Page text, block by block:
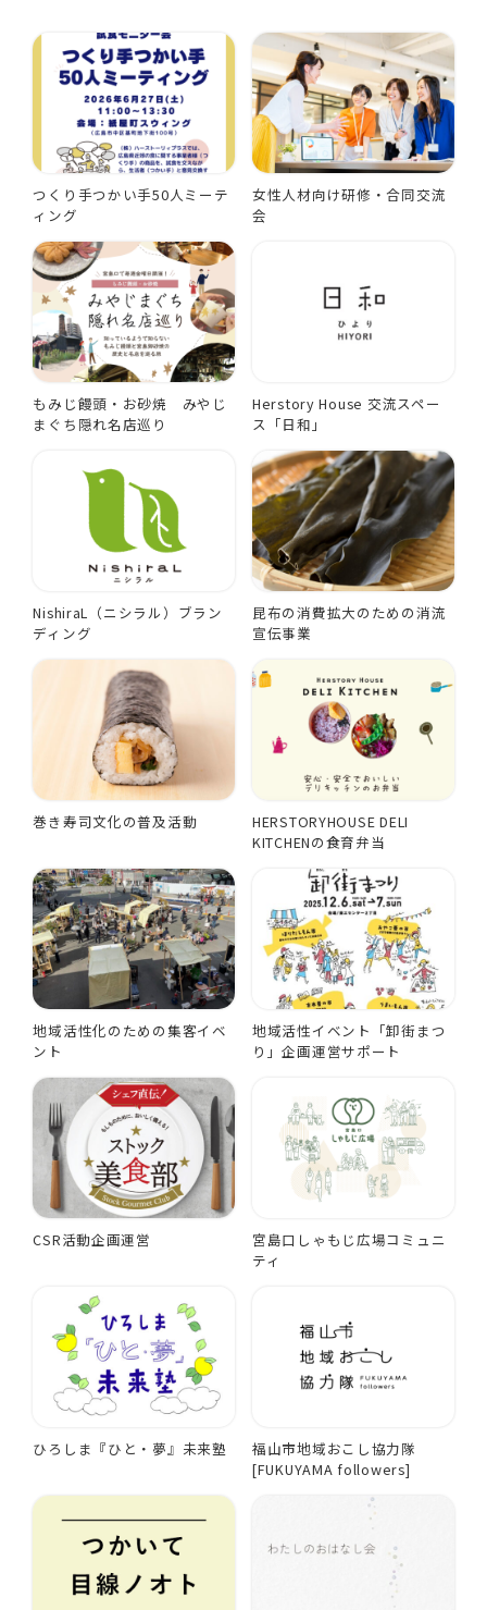
つくり手つかい手50人ミーテ
ィング
女性人材向け研修・合同交流
会
もみじ饅頭・お砂焼 みやじ
まぐち隠れ名店巡り
Herstory House 交流スペー
ス「日和」
NishiraL（ニシラル）ブラン
ディング
昆布の消費拡大のための消流
宣伝事業
巻き寿司文化の普及活動
HERSTORYHOUSE DELI
KITCHENの食育弁当
地域活性化のための集客イベ
ント
地域活性イベント「卸街まつ
り」企画運営サポート
CSR活動企画運営
宮島口しゃもじ広場コミュニ
ティ
ひろしま『ひと・夢』未来塾
福山市地域おこし協力隊
[FUKUYAMA followers]